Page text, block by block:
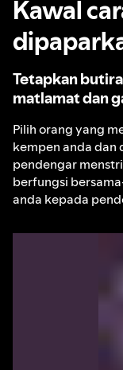
Kawal
Tetapkan
matlamat dan
Pilih orang yang
kempen anda dan
pendengar
berfungsi
anda kepada